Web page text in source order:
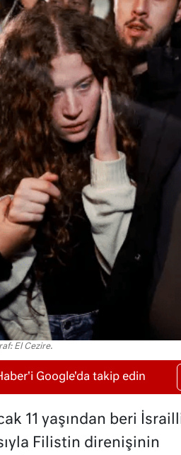
El Cezire.
Google'da takip edin
11 yaşından beri
Filistin direnişinin